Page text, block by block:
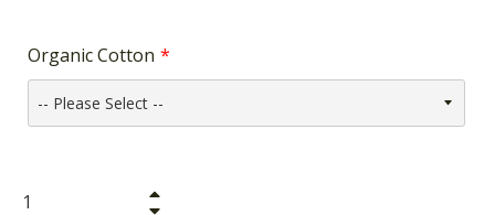
Organic Cotton